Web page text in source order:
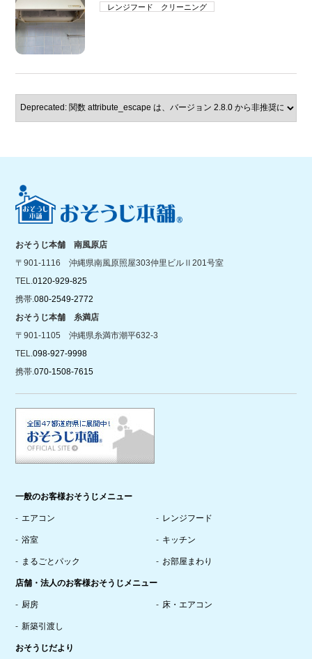
レンジフード クリーニング
おそうじ本舗 南風原店
〒901-1116 沖縄県南風原照屋303仲里ビルⅡ201号室
TEL.0120-929-825
携帯.080-2549-2772
おそうじ本舗 糸満店
〒901-1105 沖縄県糸満市潮平632-3
TEL.098-927-9998
携帯.070-1508-7615
一般のお客様おそうじメニュー
エアコン レンジフード
浴室 キッチン
まるごとパック お部屋まわり
店舗・法人のお客様おそうじメニュー
厨房 床・エアコン
新築引渡し
おそうじだより